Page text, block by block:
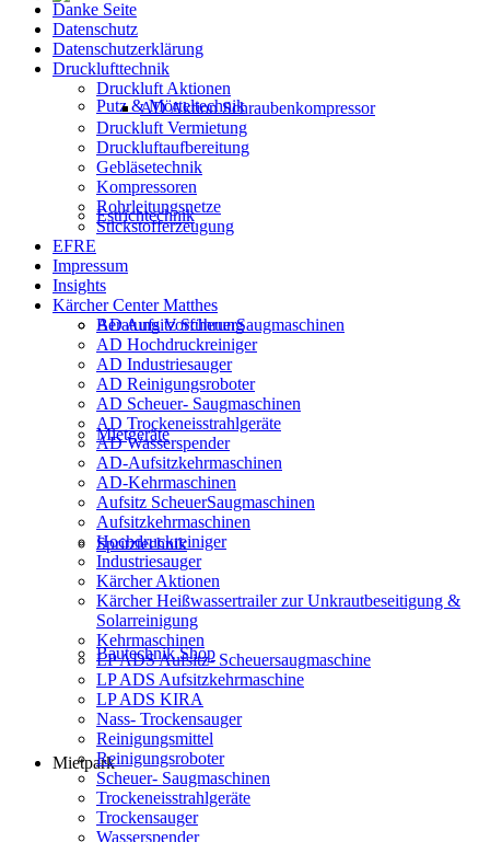
Putz & Mörteltechnik
Estrichtechnik
Beratung Vorführung
Mietgeräte
Spritztechnik
Bautechnik Shop
Mietpark
Danke Seite
Datenschutz
Datenschutzerklärung
Drucklufttechnik
Druckluft Aktionen
AD Aktion Schraubenkompressor
Druckluft Vermietung
Druckluftaufbereitung
Gebläsetechnik
Kompressoren
Rohrleitungsnetze
Stickstofferzeugung
EFRE
Impressum
Insights
Kärcher Center Matthes
AD Aufsitz ScheuerSaugmaschinen
AD Hochdruckreiniger
AD Industriesauger
AD Reinigungsroboter
AD Scheuer- Saugmaschinen
AD Trockeneisstrahlgeräte
AD Wasserspender
AD-Aufsitzkehrmaschinen
AD-Kehrmaschinen
Aufsitz ScheuerSaugmaschinen
Aufsitzkehrmaschinen
Hochdruckreiniger
Industriesauger
Kärcher Aktionen
Kärcher Heißwassertrailer zur Unkrautbeseitigung &
Solarreinigung
Kehrmaschinen
LP ADS Aufsitz- Scheuersaugmaschine
LP ADS Aufsitzkehrmaschine
LP ADS KIRA
Nass- Trockensauger
Reinigungsmittel
Reinigungsroboter
Scheuer- Saugmaschinen
Trockeneisstrahlgeräte
Trockensauger
Wasserspender